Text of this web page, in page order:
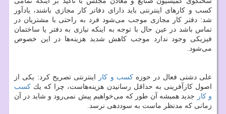
كسب و كارهای اینترنتی باید دارای دفاتر كار مجازی باشند، یادآور
شد: دفتر كار مجازی موجب می‌شود فرد به راحتی با مشتریان در
تماس باشد در عین حال با توجه به اینكه نیازی به دفتر یا ساختمان
فیزیكی وجود ندارد موجب كاهش شدید هزینه‌ها در این خصوص
می‌شود.
علی دشتی فعال در حوزهكسب و كار
اینترنتی تصریح كرد: یكی از
اصول كارآفرینی به حداقل رسانیدن هزینه‌هاست، چرا كه یك كسب
و كار
جدید همیشه آن طور كه می‌خواهیم پیش نمی‌رود و شاید در آن
زمانی كه مدنظر ماست به سوددهی نرسد.